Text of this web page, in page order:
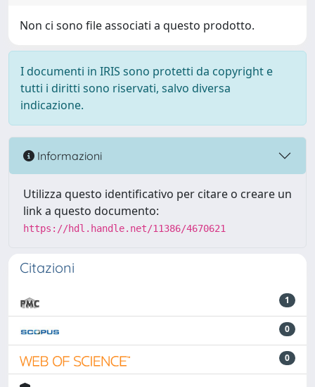
Non ci sono file associati a questo prodotto.
I documenti in IRIS sono protetti da copyright e
tutti i diritti sono riservati, salvo diversa
indicazione.
Informazioni
Utilizza questo identificativo per citare o creare un
link a questo documento:
https://hdl.handle.net/11386/4670621
Citazioni
1
0
0